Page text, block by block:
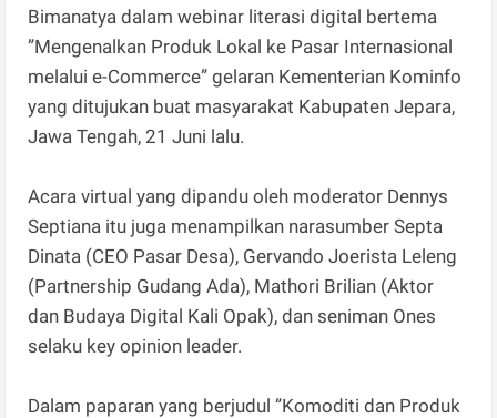
Bimanatya dalam webinar literasi digital bertema
”Mengenalkan Produk Lokal ke Pasar Internasional
melalui e-Commerce” gelaran Kementerian Kominfo
yang ditujukan buat masyarakat Kabupaten Jepara,
Jawa Tengah, 21 Juni lalu.
Acara virtual yang dipandu oleh moderator Dennys
Septiana itu juga menampilkan narasumber Septa
Dinata (CEO Pasar Desa), Gervando Joerista Leleng
(Partnership Gudang Ada), Mathori Brilian (Aktor
dan Budaya Digital Kali Opak), dan seniman Ones
selaku key opinion leader.
Dalam paparan yang berjudul ”Komoditi dan Produk